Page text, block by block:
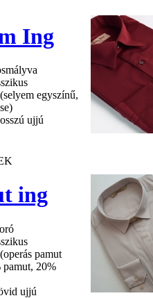
Ing
egyszínű,
ujjú
ing
pamut
pamut, 20%
ujjú